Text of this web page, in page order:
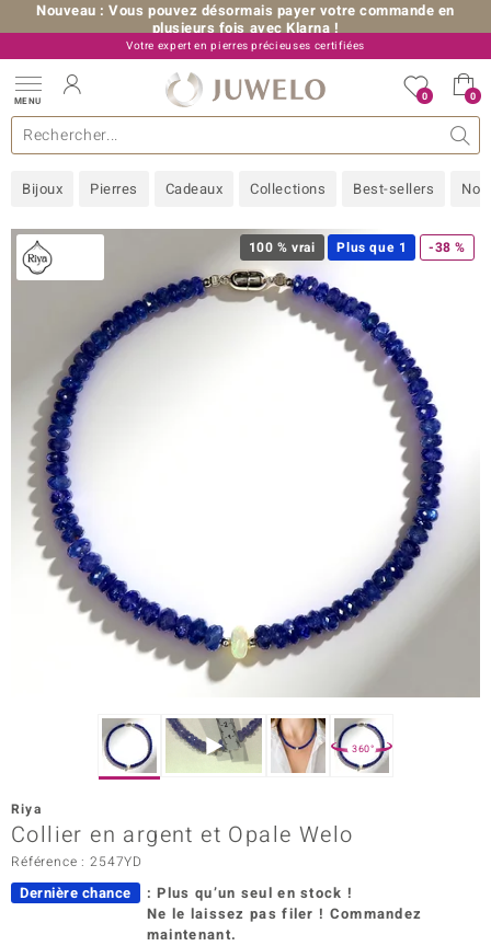
Nouveau : Vous pouvez désormais payer votre commande en
plusieurs fois avec Klarna !
Votre expert en pierres précieuses certifiées
+33 (0) 176 54 10 36
MENU 0 0
Bijoux Pierres Cadeaux Collections Best-sellers
bijoux Design Métal Précieux Taille de bague
précieuses Pierres préférées Pierres précieuses par couleur
collections
Love
Edition
Designs
de A à Z Généralités Bon à savoir Nos conseils
Ventes-flash Juwelo
100 % vrai Plus que 1 -38 %
360°
Riya
Collier en argent et Opale Welo
Référence : 2547YD
Dernière chance
: Plus qu’un seul en stock !
Ne le laissez pas filer ! Commandez
maintenant.